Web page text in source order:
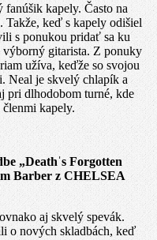
kapely. Často na
Takže, keď s kapely odišiel
s ponukou pridať sa ku
výborný gitarista. Z ponuky
užíva, keďže so svojou
Neal je skvelý chlapík a
pri dlhodobom turné, kde
kapely.
„Deathˈs Forgotten
Barber z CHELSEA
aj skvelý spevák.
o nových skladbách, keď